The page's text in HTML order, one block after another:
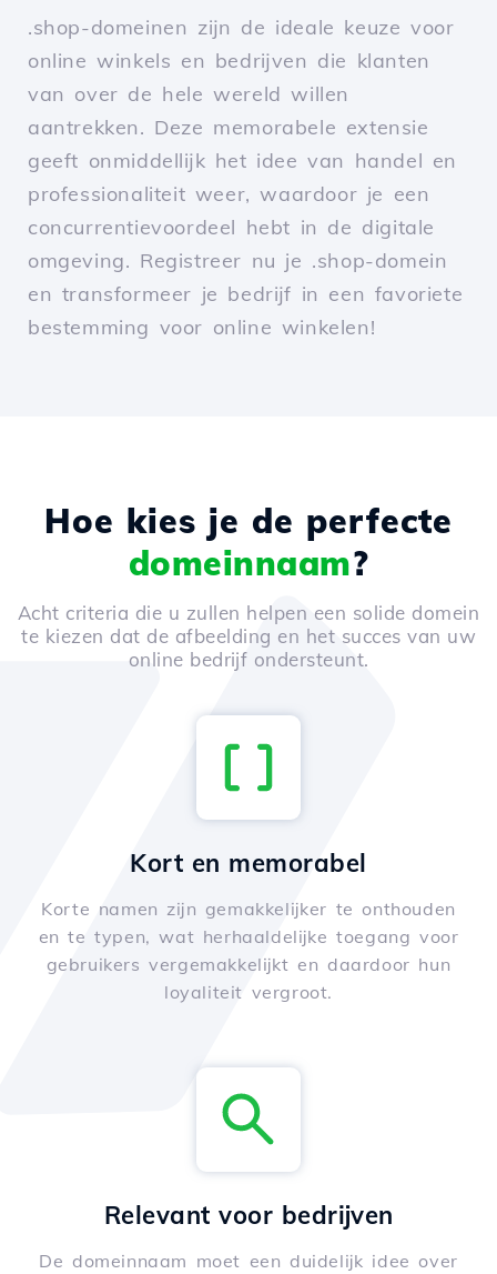
.shop-domeinen zijn de ideale keuze voor
online winkels en bedrijven die klanten
van over de hele wereld willen
aantrekken. Deze memorabele extensie
geeft onmiddellijk het idee van handel en
professionaliteit weer, waardoor je een
concurrentievoordeel hebt in de digitale
omgeving. Registreer nu je .shop-domein
en transformeer je bedrijf in een favoriete
bestemming voor online winkelen!
Hoe kies je de perfecte
domeinnaam?
Acht criteria die u zullen helpen een solide domein
te kiezen dat de afbeelding en het succes van uw
online bedrijf ondersteunt.
Kort en memorabel
Korte namen zijn gemakkelijker te onthouden
en te typen, wat herhaaldelijke toegang voor
gebruikers vergemakkelijkt en daardoor hun
loyaliteit vergroot.
Relevant voor bedrijven
De domeinnaam moet een duidelijk idee over